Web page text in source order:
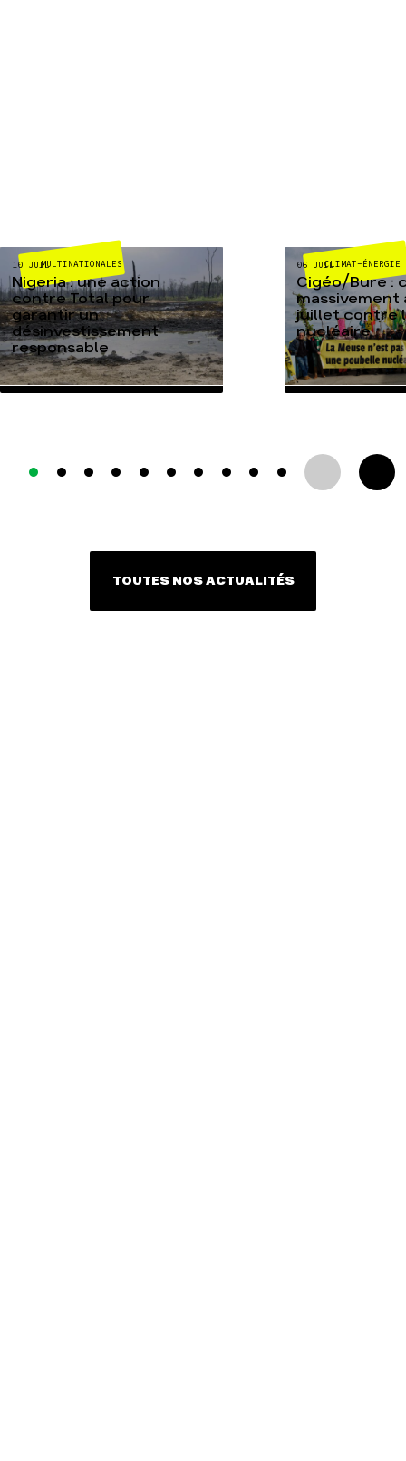
MULTINATIONALES
10 JUIL
Nigeria : une action
contre Total pour
garantir un
désinvestissement
responsable
CLIMAT-ÉNERGIE
06 JUIL
Cigéo/Bure :
massivement
juillet contre
nucléaire
TOUTES NOS ACTUALITÉS